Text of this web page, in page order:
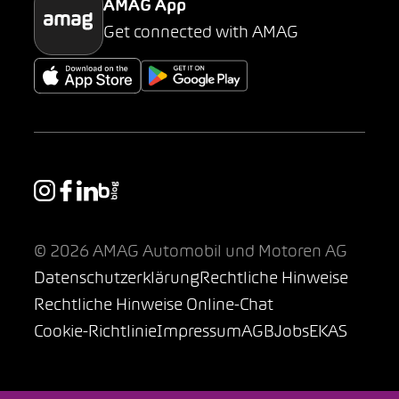
AMAG App
Get connected with AMAG
© 2026 AMAG Automobil und Motoren AG
DatenschutzerklärungRechtliche Hinweise
Rechtliche Hinweise Online-Chat
Cookie-RichtlinieImpressumAGBJobsEKAS